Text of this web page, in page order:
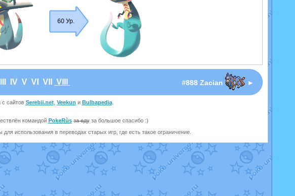
60 Ур.
IV V VI VII VIII #888 Zacian ►
сайтов Serebii.net, Veekun и Bulbapedia.
командой PokeRùs за едуза большое спасибо :)
использования в переводах старых игр, где есть такое ограничение.